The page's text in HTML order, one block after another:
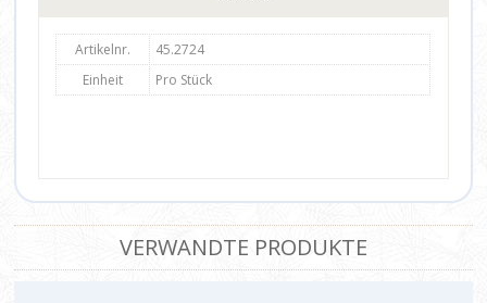
Artikelnr.
45.2724
Einheit
Pro Stück
VERWANDTE PRODUKTE